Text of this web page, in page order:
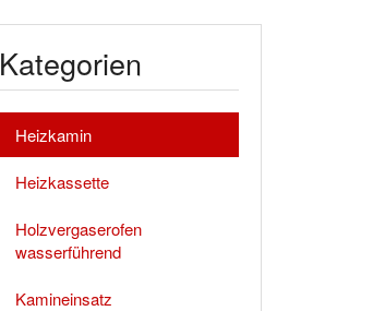
Kategorien
Heizkamin
Heizkassette
Holzvergaserofen
wasserführend
Kamineinsatz